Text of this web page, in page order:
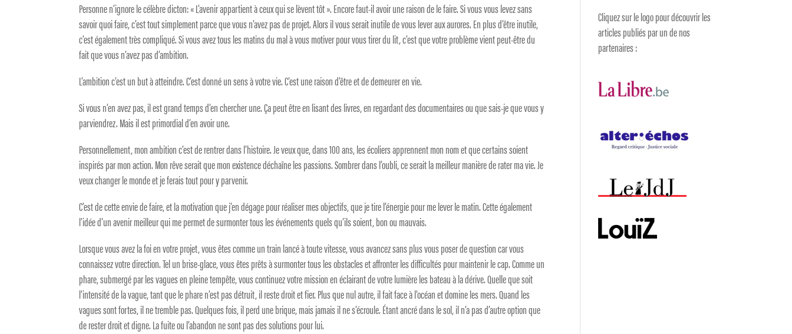
Personne n’ignore le célèbre dicton: « L’avenir appartient à ceux qui se lèvent tôt ». Encore faut-il avoir une raison de le faire. Si vous vous levez sans
savoir quoi faire, c’est tout simplement parce que vous n’avez pas de projet. Alors il vous serait inutile de vous lever aux aurores. En plus d’être inutile,
c’est également très compliqué. Si vous avez tous les matins du mal à vous motiver pour vous tirer du lit, c’est que votre problème vient peut-être du
fait que vous n’avez pas d’ambition.
L’ambition c’est un but à atteindre. C’est donné un sens à votre vie. C’est une raison d’être et de demeurer en vie.
Si vous n’en avez pas, il est grand temps d’en chercher une. Ça peut être en lisant des livres, en regardant des documentaires ou que sais-je que vous y
parviendrez. Mais il est primordial d’en avoir une.
Personnellement, mon ambition c’est de rentrer dans l’histoire. Je veux que, dans 100 ans, les écoliers apprennent mon nom et que certains soient
inspirés par mon action. Mon rêve serait que mon existence déchaîne les passions. Sombrer dans l’oubli, ce serait la meilleur manière de rater ma vie. Je
veux changer le monde et je ferais tout pour y parvenir.
C’est de cette envie de faire, et la motivation que j’en dégage pour réaliser mes objectifs, que je tire l’énergie pour me lever le matin. Cette également
l’idée d’un avenir meilleur qui me permet de surmonter tous les événements quels qu’ils soient, bon ou mauvais.
Lorsque vous avez la foi en votre projet, vous êtes comme un train lancé à toute vitesse, vous avancez sans plus vous poser de question car vous
connaissez votre direction. Tel un brise-glace, vous êtes prêts à surmonter tous les obstacles et affronter les difficultés pour maintenir le cap. Comme un
phare, submergé par les vagues en pleine tempête, vous continuez votre mission en éclairant de votre lumière les bateau à la dérive. Quelle que soit
l’intensité de la vague, tant que le phare n’est pas détruit, il reste droit et fier. Plus que nul autre, il fait face à l’océan et domine les mers. Quand les
vagues sont fortes, il ne tremble pas. Quelques fois, il perd une brique, mais jamais il ne s’écroule. Étant ancré dans le sol, il n’a pas d’autre option que
de rester droit et digne. La fuite ou l’abandon ne sont pas des solutions pour lui.
Cliquez sur le logo pour découvrir les
articles publiés par un de nos
partenaires :